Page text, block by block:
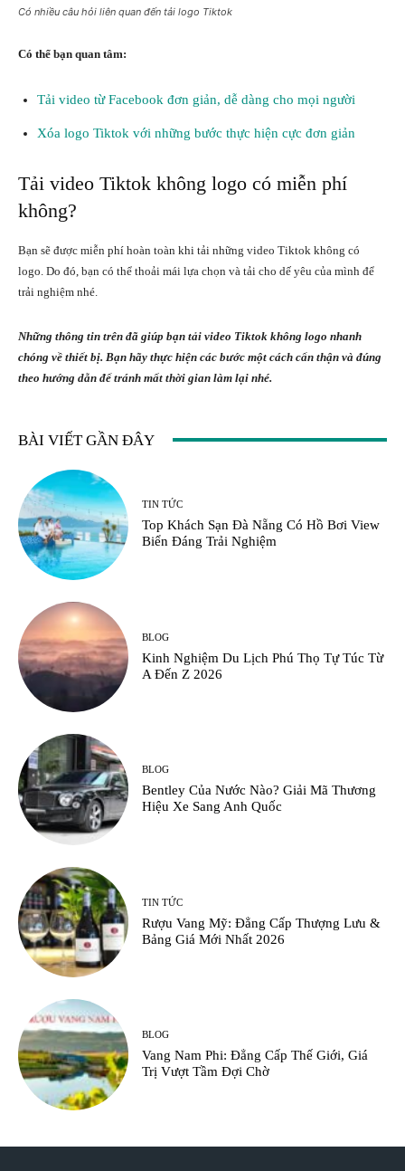
Có nhiều câu hỏi liên quan đến tải logo Tiktok
Có thể bạn quan tâm:
Tải video từ Facebook đơn giản, dễ dàng cho mọi người
Xóa logo Tiktok với những bước thực hiện cực đơn giản
Tải video Tiktok không logo có miễn phí
không?
Bạn sẽ được miễn phí hoàn toàn khi tải những video Tiktok không có
logo. Do đó, bạn có thể thoải mái lựa chọn và tải cho dế yêu của mình để
trải nghiệm nhé.
Những thông tin trên đã giúp bạn tải video Tiktok không logo nhanh
chóng về thiết bị. Bạn hãy thực hiện các bước một cách cẩn thận và đúng
theo hướng dẫn để tránh mất thời gian làm lại nhé.
BÀI VIẾT GẦN ĐÂY
TIN TỨC
Top Khách Sạn Đà Nẵng Có Hồ Bơi View
Biển Đáng Trải Nghiệm
BLOG
Kinh Nghiệm Du Lịch Phú Thọ Tự Túc Từ
A Đến Z 2026
BLOG
Bentley Của Nước Nào? Giải Mã Thương
Hiệu Xe Sang Anh Quốc
TIN TỨC
Rượu Vang Mỹ: Đẳng Cấp Thượng Lưu &
Bảng Giá Mới Nhất 2026
BLOG
Vang Nam Phi: Đẳng Cấp Thế Giới, Giá
Trị Vượt Tầm Đợi Chờ